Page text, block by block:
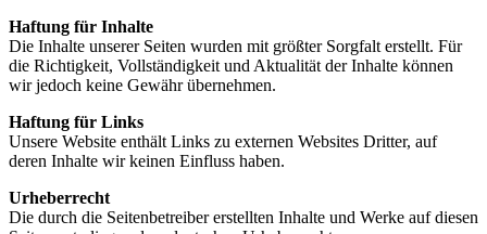
Haftung für Inhalte
Die Inhalte unserer Seiten wurden mit größter Sorgfalt erstellt. Für
die Richtigkeit, Vollständigkeit und Aktualität der Inhalte können
wir jedoch keine Gewähr übernehmen.
Haftung für Links
Unsere Website enthält Links zu externen Websites Dritter, auf
deren Inhalte wir keinen Einfluss haben.
Urheberrecht
Die durch die Seitenbetreiber erstellten Inhalte und Werke auf diesen